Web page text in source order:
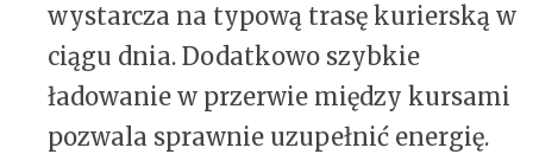
wystarcza na typową trasę kurierską w
ciągu dnia. Dodatkowo szybkie
ładowanie w przerwie między kursami
pozwala sprawnie uzupełnić energię.